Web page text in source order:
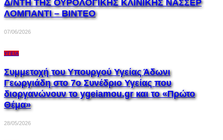
Δ/ΝΤΗ ΤΗΣ ΟΥΡΟΛΟΓΙΚΗΣ ΚΛΙΝΙΚΗΣ ΝΑΣΣΕΡ
ΛΟΜΠΑΝΤI – ΒΙΝΤΕΟ
07/06/2026
ΥΓΕΊΑ
Συμμετοχή του Υπουργού Υγείας Άδωνι
Γεωργιάδη στο 7ο Συνέδριο Υγείας που
διοργανώνουν το ygeiamou.gr και το «Πρώτο
Θέμα»
28/05/2026